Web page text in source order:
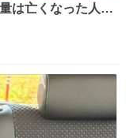
は亡くなった人と
ち帰れますが、亡
感覚になりまし